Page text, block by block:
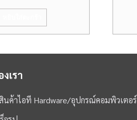
เรา
นค้าไอที Hardware/อุปกรณ์คอมพิวเตอร์